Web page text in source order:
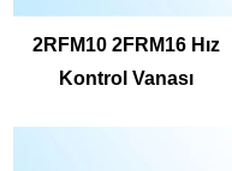
2RFM10 2FRM16 Hız
Kontrol Vanası